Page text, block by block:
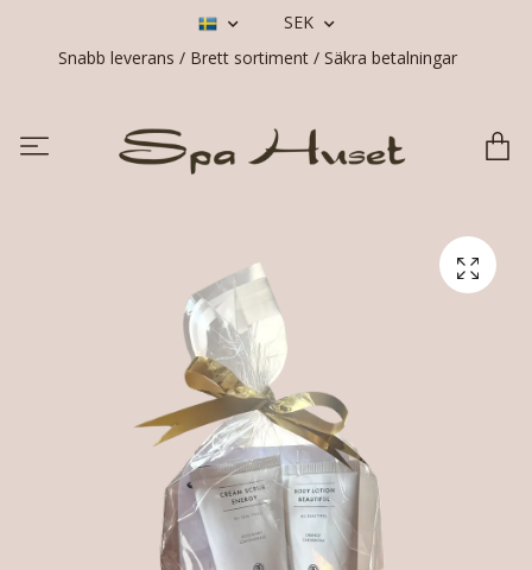
SEK
Snabb leverans / Brett sortiment / Säkra betalningar